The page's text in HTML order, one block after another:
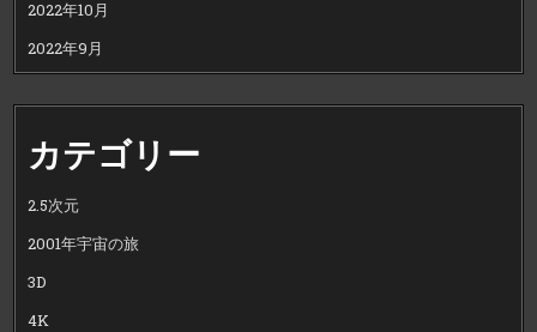
2022年10月
2022年9月
カテゴリー
2.5次元
2001年宇宙の旅
3D
4K